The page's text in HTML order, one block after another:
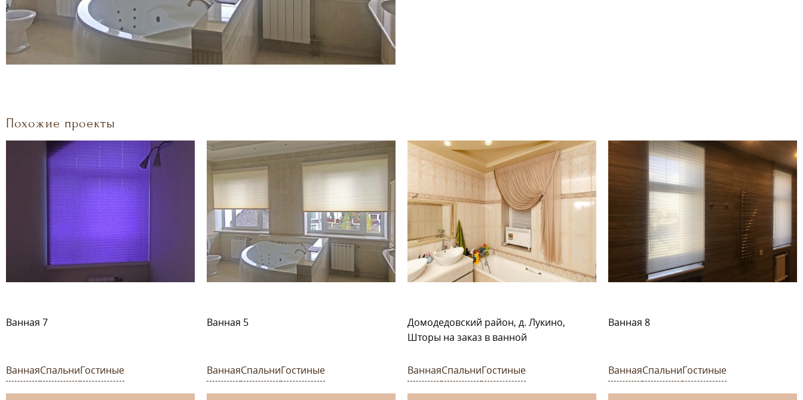
Похожие проекты
Ванная 7
ВаннаяСпальниГостиные
Ванная 5
ВаннаяСпальниГостиные
Домодедовский район, д. Лукино,
Шторы на заказ в ванной
ВаннаяСпальниГостиные
Ванная 8
ВаннаяСпальниГостиные